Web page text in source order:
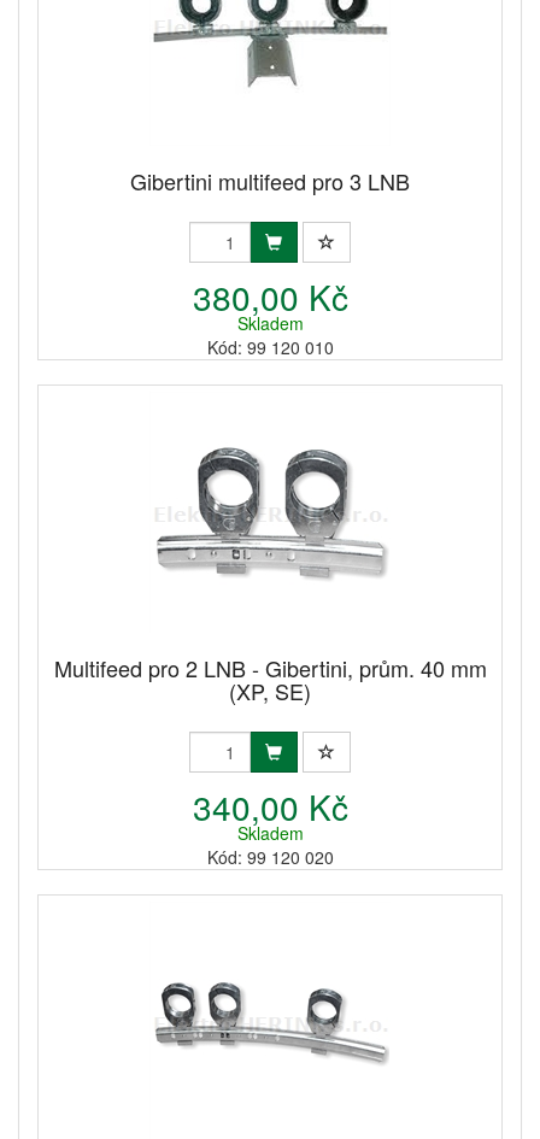
Gibertini multifeed pro 3 LNB
380,00 Kč
Skladem
Kód: 99 120 010
Multifeed pro 2 LNB - Gibertini, prům. 40 mm
(XP, SE)
340,00 Kč
Skladem
Kód: 99 120 020